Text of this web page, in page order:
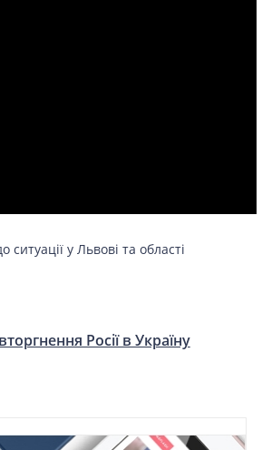
у Львові та області
вторгнення Росії в Україну